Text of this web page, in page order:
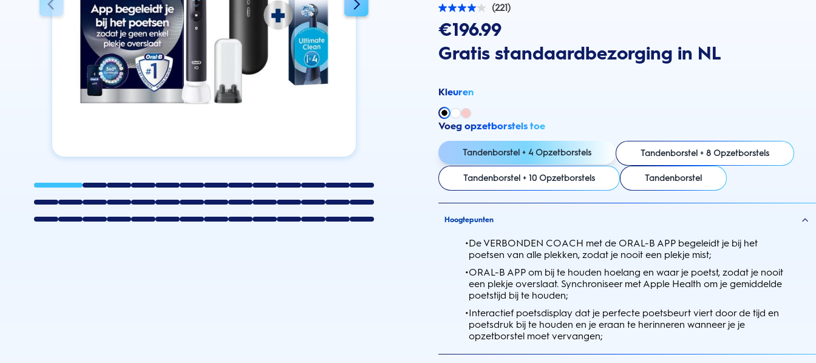
(221)
4.0
de
sterren.
221
€196.99
Gratis standaardbezorging in NL
Kleuren
Voeg opzetborstels toe
Tandenborstel + 4 Opzetborstels Tandenborstel + 8 Opzetborstels
Tandenborstel + 10 Opzetborstels Tandenborstel
Hoogtepunten
•De VERBONDEN COACH met de ORAL-B APP begeleidt je bij het
poetsen van alle plekken, zodat je nooit een plekje mist;
•ORAL-B APP om bij te houden hoelang en waar je poetst, zodat je nooit
een plekje overslaat. Synchroniseer met Apple Health om je gemiddelde
poetstijd bij te houden;
•Interactief poetsdisplay dat je perfecte poetsbeurt viert door de tijd en
poetsdruk bij te houden en je eraan te herinneren wanneer je je
opzetborstel moet vervangen;